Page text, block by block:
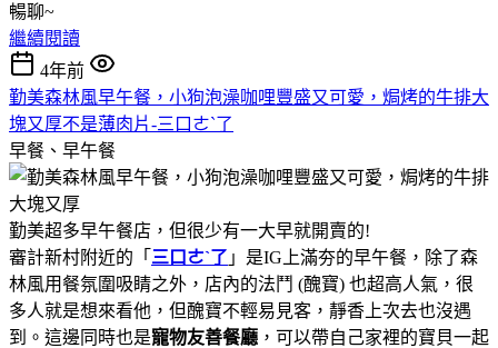
暢聊~
繼續閱讀
4年前
勤美森林風早午餐，小狗泡澡咖哩豐盛又可愛，焗烤的牛排大
塊又厚不是薄肉片-三口ㄜˋ了
早餐、早午餐
勤美超多早午餐店，但很少有一大早就開賣的!
審計新村附近的「 三口ㄜˋ了 」是IG上滿夯的早午餐，除了森
林風用餐氛圍吸睛之外，店內的法鬥 (醜寶) 也超高人氣，很
多人就是想來看他，但醜寶不輕易見客，靜香上次去也沒遇
到。這邊同時也是寵物友善餐廳 ，可以帶自己家裡的寶貝一起